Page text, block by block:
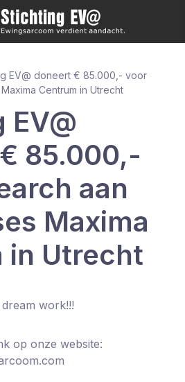
EV@ doneert € 85.000,- voor
Centrum in Utrecht
85.000,-
aan
Maxima
in Utrecht
work!!!
op onze website: